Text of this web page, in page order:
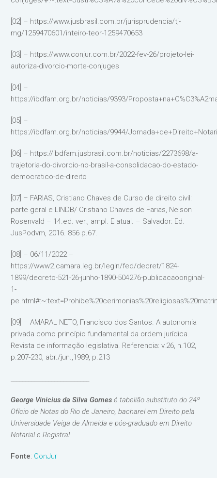
[02] – https://www.jusbrasil.com.br/jurisprudencia/tj-
mg/1259470601/inteiro-teor-1259470653
[03] – https://www.conjur.com.br/2022-fev-26/projeto-lei-
autoriza-divorcio-morte-conjuges
[04] –
https://ibdfam.org.br/noticias/9393/
[05] –
https://ibdfam.org.br/noticias/9944/
[06] – https://ibdfam.jusbrasil.com.br/noticias/2273698/a-
trajetoria-do-divorcio-no-brasil-a-consolidacao-do-estado-
democratico-de-direito
[07] – FARIAS, Cristiano Chaves de Curso de direito civil:
parte geral e LINDB/ Cristiano Chaves de Farias, Nelson
Rosenvald – 14.ed. ver., ampl. E atual. – Salvador: Ed.
JusPodvm, 2016. 856 p.67.
[08] – 06/11/2022 –
https://www2.camara.leg.br/legin/fed/decret/1824-
1899/decreto-521-26-junho-1890-504276-publicacaooriginal-
1-
[09] – AMARAL NETO, Francisco dos Santos. A autonomia
privada como princípio fundamental da ordem jurídica.
Revista de informação legislativa. Referencia: v.26, n.102,
p.207-230, abr./jun.,1989, p.213
George Vinicius da Silva Gomes é tabelião substituto do 24º
Ofício de Notas do Rio de Janeiro, bacharel em Direito pela
Universidade Veiga de Almeida e pós-graduado em Direito
Notarial e Registral.
Fonte: ConJur